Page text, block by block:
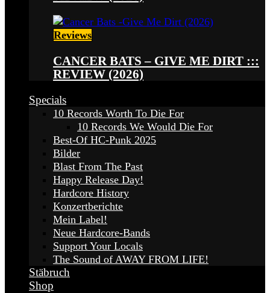
Reviews
CANCER BATS – GIVE ME DIRT :::
REVIEW (2026)
Specials
10 Records Worth To Die For
10 Records We Would Die For
Best-Of HC-Punk 2025
Bilder
Blast From The Past
Happy Release Day!
Hardcore History
Konzertberichte
Mein Label!
Neue Hardcore-Bands
Support Your Locals
The Sound of AWAY FROM LIFE!
Stäbruch
Shop